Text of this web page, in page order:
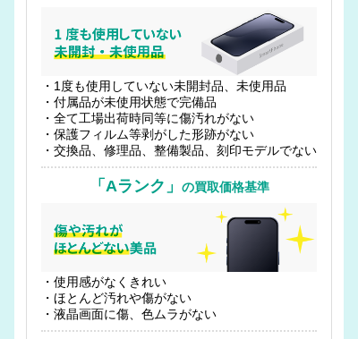
・1度も使用していない未開封品、未使用品
・付属品が未使用状態で完備品
・全て工場出荷時同等に傷汚れがない
・保護フィルム等剥がした形跡がない
・交換品、修理品、整備製品、刻印モデルでない
「Aランク」 の買取価格基準
・使用感がなくきれい
・ほとんど汚れや傷がない
・液晶画面に傷、色ムラがない